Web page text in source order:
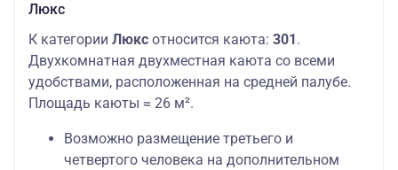
Люкс
К категории Люкс относится каюта: 301.
Двухкомнатная двухместная каюта со всеми
удобствами, расположенная на средней палубе.
Площадь каюты ≈ 26 м².
Возможно размещение третьего и
четвертого человека на дополнительном